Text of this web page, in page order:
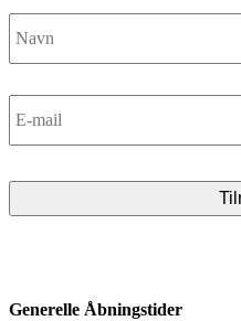
Navn *
E-
mail *
Generelle Åbningstider